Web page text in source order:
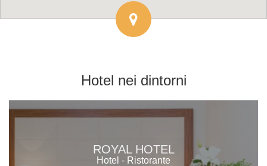
Hotel nei dintorni
ROYAL HOTEL
Hotel - Ristorante